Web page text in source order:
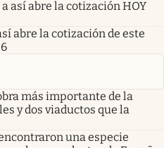
así abre la cotización HOY
abre la cotización de este
más importante de la
y dos viaductos que la
una especie